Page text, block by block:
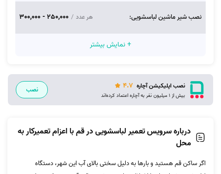
نصب شیر ماشین لباسشویی: هر عدد /
250,000 - 300,000
+ نمایش بیشتر
نصب اپلیکیشن آچاره 4.7
بیش از 1 میلیون نفر به آچاره اعتماد کرده‌اند
نصب
درباره سرویس تعمیر لباسشویی در قم با اعزام تعمیرکار به
محل
اگر ساکن قم هستید و بارها به دلیل سختی بالای آب این شهر، دستگاه